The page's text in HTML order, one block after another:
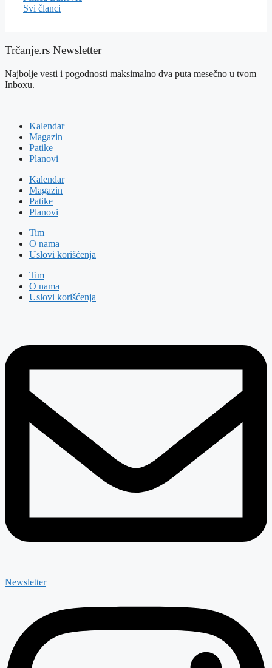
Svi članci
Trčanje.rs Newsletter
Najbolje vesti i pogodnosti maksimalno dva puta mesečno u tvom
Inboxu.
Kalendar
Magazin
Patike
Planovi
Kalendar
Magazin
Patike
Planovi
Tim
O nama
Uslovi korišćenja
Tim
O nama
Uslovi korišćenja
Newsletter